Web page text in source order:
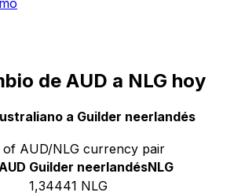
de AUD a NLG hoy
a Guilder neerlandés
of AUD/NLG currency pair
Guilder neerlandésNLG
1,34441 NLG